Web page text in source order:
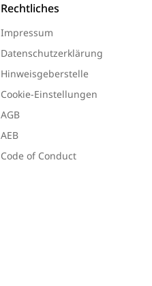
Rechtliches
Impressum
Datenschutzerklärung
Hinweisgeberstelle
Cookie-Einstellungen
AGB
AEB
Code of Conduct